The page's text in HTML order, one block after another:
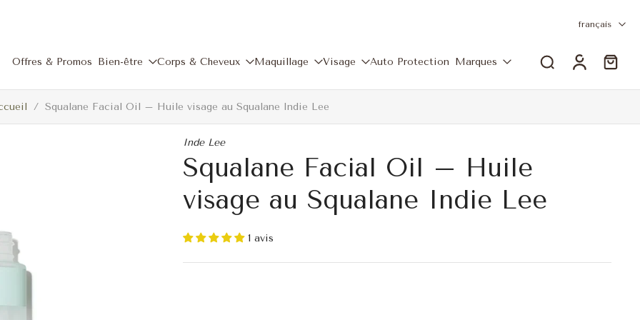
français
Offres & Promos Bien-être Corps & Cheveux Maquillage Visage Auto Protection Marques
/ Squalane Facial Oil – Huile visage au Squalane Indie Lee
Inde Lee
Squalane Facial Oil – Huile
visage au Squalane Indie Lee
1 avis